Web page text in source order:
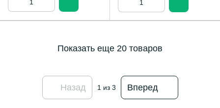
Показать еще 20 товаров
Назад 1 из 3 Вперед